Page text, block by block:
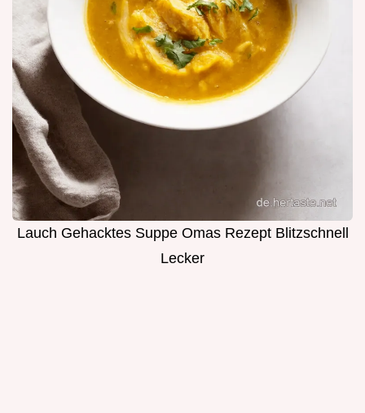
Lauch Gehacktes Suppe Omas Rezept Blitzschnell
Lecker